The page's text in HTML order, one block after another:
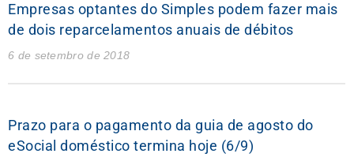
Empresas optantes do Simples podem fazer mais
de dois reparcelamentos anuais de débitos
6 de setembro de 2018
Prazo para o pagamento da guia de agosto do
eSocial doméstico termina hoje (6/9)